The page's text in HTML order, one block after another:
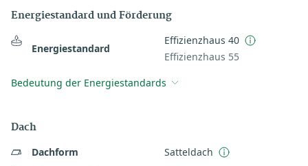
Energiestandard und Förderung
Energiestandard
Effizienzhaus 40
Effizienzhaus 55
Bedeutung der Energiestandards
Dach
Dachform
Satteldach